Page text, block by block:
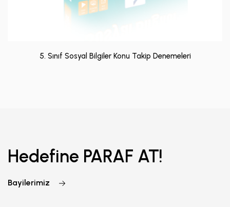
5. Sınıf Sosyal Bilgiler Konu Takip Denemeleri
Hedefine PARAF AT!
Bayilerimiz